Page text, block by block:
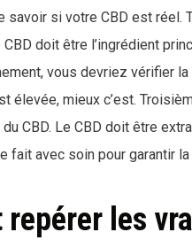
si votre CBD est réel.
doit être l’ingrédient
vous devriez vérifier
élevée, mieux c’est.
CBD. Le CBD doit être
fait avec soin pour garantir
repérer les